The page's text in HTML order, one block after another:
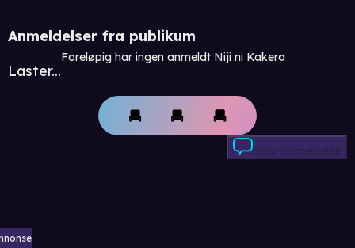
Anmeldelser fra publikum
Laster...
Foreløpig har ingen anmeldt Niji ni Kakera
Skriv anmeldelse